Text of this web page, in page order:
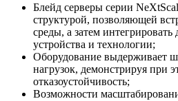
Блейд серверы серии
структурой, позволяющей
среды, а затем
устройства и технологии;
Оборудование выдерживает
нагрузок, демонстрируя при
отказоустойчивость;
Возможности